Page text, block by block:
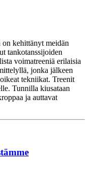
kehittänyt meidän
tankotanssijoiden
voimatreeniä erilaisia
jonka jälkeen
tekniikat. Treenit
Tunnilla kiusataan
ja auttavat